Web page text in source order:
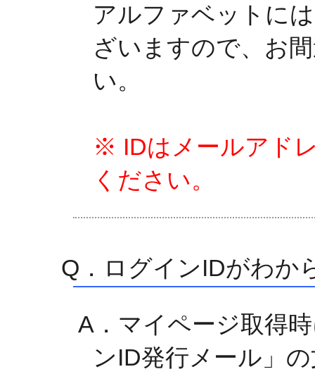
アルファベットに
ざいますので、お
い。
※ IDはメールアド
ください。
Q．ログインIDがわか
A．マイページ取得
ンID発行メール」